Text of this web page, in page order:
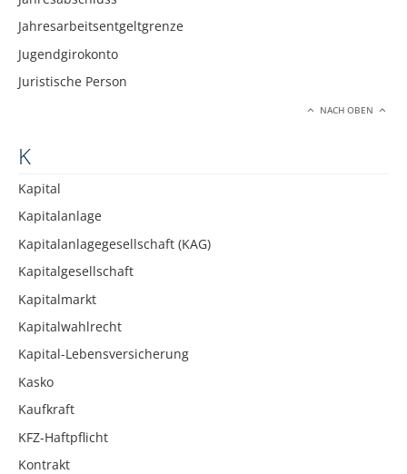
Jahresarbeitsentgeltgrenze
Jugendgirokonto
Juristische Person
NACH OBEN
K
Kapital
Kapitalanlage
Kapitalanlagegesellschaft (KAG)
Kapitalgesellschaft
Kapitalmarkt
Kapitalwahlrecht
Kapital-Lebensversicherung
Kasko
Kaufkraft
KFZ-Haftpflicht
Kontrakt